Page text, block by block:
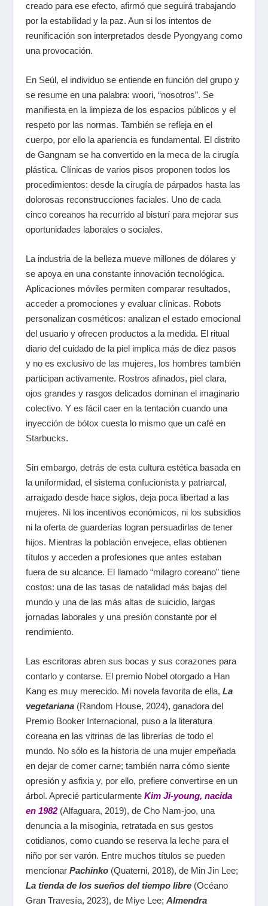
creado para ese efecto, afirmó que seguirá trabajando
por la estabilidad y la paz. Aun si los intentos de
reunificación son interpretados desde Pyongyang como
una provocación.
En Seúl, el individuo se entiende en función del grupo y
se resume en una palabra: woori, “nosotros”. Se
manifiesta en la limpieza de los espacios públicos y el
respeto por las normas. También se refleja en el
cuerpo, por ello la apariencia es fundamental. El distrito
de Gangnam se ha convertido en la meca de la cirugía
plástica. Clínicas de varios pisos proponen todos los
procedimientos: desde la cirugía de párpados hasta las
dolorosas reconstrucciones faciales. Uno de cada
cinco coreanos ha recurrido al bisturí para mejorar sus
oportunidades laborales o sociales.
La industria de la belleza mueve millones de dólares y
se apoya en una constante innovación tecnológica.
Aplicaciones móviles permiten comparar resultados,
acceder a promociones y evaluar clínicas. Robots
personalizan cosméticos: analizan el estado emocional
del usuario y ofrecen productos a la medida. El ritual
diario del cuidado de la piel implica más de diez pasos
y no es exclusivo de las mujeres, los hombres también
participan activamente. Rostros afinados, piel clara,
ojos grandes y rasgos delicados dominan el imaginario
colectivo. Y es fácil caer en la tentación cuando una
inyección de bótox cuesta lo mismo que un café en
Starbucks.
Sin embargo, detrás de esta cultura estética basada en
la uniformidad, el sistema confucionista y patriarcal,
arraigado desde hace siglos, deja poca libertad a las
mujeres. Ni los incentivos económicos, ni los subsidios
ni la oferta de guarderías logran persuadirlas de tener
hijos. Mientras la población envejece, ellas obtienen
títulos y acceden a profesiones que antes estaban
fuera de su alcance. El llamado “milagro coreano” tiene
costos: una de las tasas de natalidad más bajas del
mundo y una de las más altas de suicidio, largas
jornadas laborales y una presión constante por el
rendimiento.
Las escritoras abren sus bocas y sus corazones para
contarlo y contarse. El premio Nobel otorgado a Han
Kang es muy merecido. Mi novela favorita de ella, La
vegetariana(Random House, 2024), ganadora del
Premio Booker Internacional, puso a la literatura
coreana en las vitrinas de las librerías de todo el
mundo. No sólo es la historia de una mujer empeñada
en dejar de comer carne; también narra cómo siente
opresión y asfixia y, por ello, prefiere convertirse en un
árbol. Aprecié particularmente Kim Ji-young, nacida
en 1982(Alfaguara, 2019), de Cho Nam-joo, una
denuncia a la misoginia, retratada en sus gestos
cotidianos, como cuando se reserva la leche para el
niño por ser varón. Entre muchos títulos se pueden
mencionar Pachinko(Quaterni, 2018), de Min Jin Lee;
La tienda de los sueños del tiempo libre(Océano
Gran Travesía, 2023), de Miye Lee; Almendra